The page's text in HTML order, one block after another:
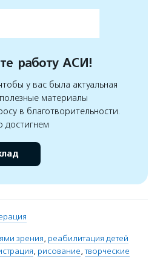
работу АСИ!
у вас была актуальная
материалы
в благотворительности.
достигнем
зрения, реабилитация детей
, рисование,творческие